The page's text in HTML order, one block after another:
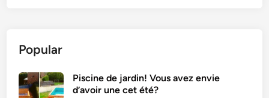
e
t
Popular
Piscine de jardin! Vous avez envie
d’avoir une cet été?